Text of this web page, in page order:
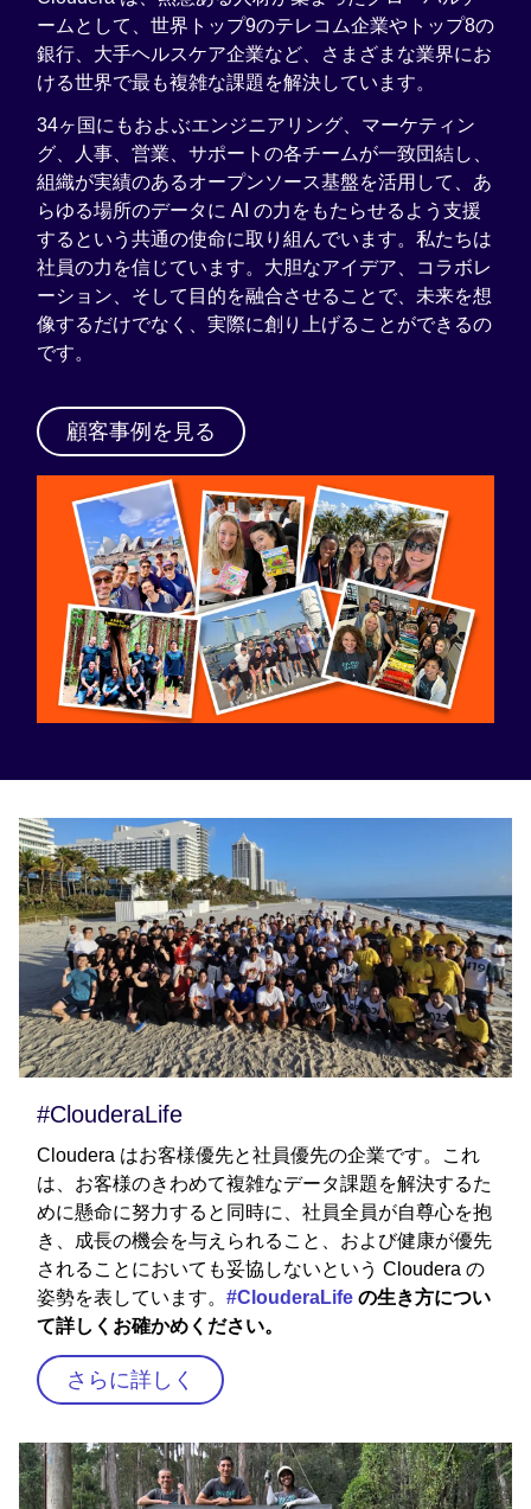
ームとして、世界トップ9のテレコム企業やトップ8の
銀行、大手ヘルスケア企業など、さまざまな業界にお
ける世界で最も複雑な課題を解決しています。
34ヶ国にもおよぶエンジニアリング、マーケティン
グ、人事、営業、サポートの各チームが一致団結し、
組織が実績のあるオープンソース基盤を活用して、あ
らゆる場所のデータに AI の力をもたらせるよう支援
するという共通の使命に取り組んでいます。私たちは
社員の力を信じています。大胆なアイデア、コラボレ
ーション、そして目的を融合させることで、未来を想
像するだけでなく、実際に創り上げることができるの
です。
顧客事例を見る
#ClouderaLife
Cloudera はお客様優先と社員優先の企業です。これ
は、お客様のきわめて複雑なデータ課題を解決するた
めに懸命に努力すると同時に、社員全員が自尊心を抱
き、成長の機会を与えられること、および健康が優先
されることにおいても妥協しないという Cloudera の
姿勢を表しています。 #ClouderaLife の生き方につい
て詳しくお確かめください。
さらに詳しく